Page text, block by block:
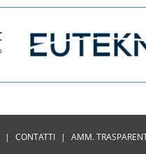
| CONTATTI | AMM.